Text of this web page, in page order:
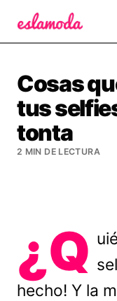
Cosas
tus
tonta
2 MIN DE LECTURA
¿Q
hecho! Y la